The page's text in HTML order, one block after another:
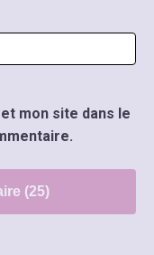
mon site dans le